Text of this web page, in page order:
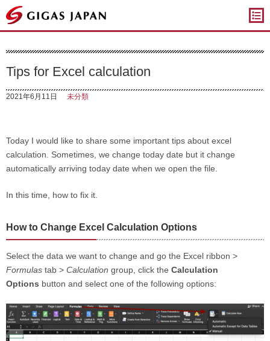
ギガスジャパン
Tips for Excel calculation
2021年6月11日 未分類
Today I would like to share some important tips about excel
calculation. Sometimes, we change today date but it change
automatically arriving today date when we open the file.
In this time, how to fix it.
How to Change Excel Calculation Options
Select the data we want to change and go the Excel ribbon >
Formulas tab > Calculation group, click the Calculation
Options button and select one of the following options: